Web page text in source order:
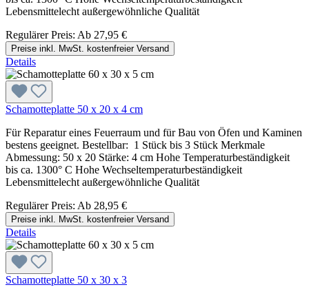
Lebensmittelecht außergewöhnliche Qualität
Regulärer Preis: Ab 27,95 €
Preise inkl. MwSt. kostenfreier Versand
Details
Schamotteplatte 50 x 20 x 4 cm
Für Reparatur eines Feuerraum und für Bau von Öfen und Kaminen
bestens geeignet. Bestellbar: 1 Stück bis 3 Stück Merkmale
Abmessung: 50 x 20 Stärke: 4 cm Hohe Temperaturbeständigkeit
bis ca. 1300° C Hohe Wechseltemperaturbeständigkeit
Lebensmittelecht außergewöhnliche Qualität
Regulärer Preis: Ab 28,95 €
Preise inkl. MwSt. kostenfreier Versand
Details
Schamotteplatte 50 x 30 x 3